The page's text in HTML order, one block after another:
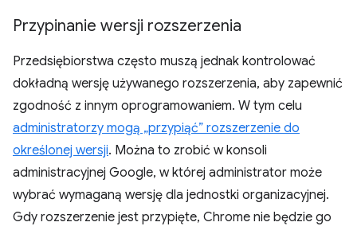
Przypinanie wersji rozszerzenia
Przedsiębiorstwa często muszą jednak kontrolować
dokładną wersję używanego rozszerzenia, aby zapewnić
zgodność z innym oprogramowaniem. W tym celu
administratorzy mogą „przypiąć” rozszerzenie do
określonej wersji. Można to zrobić w konsoli
administracyjnej Google, w której administrator może
wybrać wymaganą wersję dla jednostki organizacyjnej.
Gdy rozszerzenie jest przypięte, Chrome nie będzie go